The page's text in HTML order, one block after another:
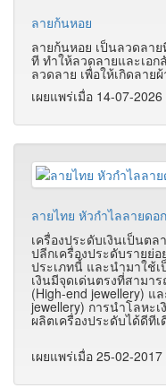
ลายก้นหอย
ลายก้นหอย เป็นลวดลา
ที ทำให้ลวดลายและเอ
ลวดลาย เพื่อให้เกิดลาย
เผยแพร่เมื่อ 14-07-
ลายไทย หัวกำไลลายดอ
เครื่องประดับเงินเป็นต
ปลีกเครื่องประดับรายย่
ประเภทนี้ และนำมาใช้
เงินมีจุดเด่นตรงที่สามา
(High-end jewellery) แ
jewellery) การนำโลหะ
ผลิตเครื่องประดับได้ดีทีเ
เผยแพร่เมื่อ 25-02-